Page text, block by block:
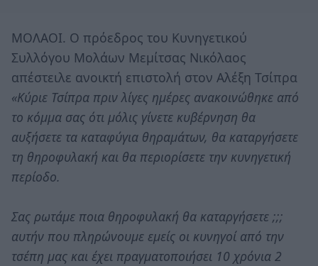
ΜΟΛΑΟΙ. Ο πρόεδρος του Κυνηγετικού
Συλλόγου Μολάων Μεμίτσας Νικόλαος
απέστειλε ανοικτή επιστολή στον Αλέξη Τσίπρα
«Κύριε Τσίπρα πριν λίγες ημέρες ανακοινώθηκε από
το κόμμα σας ότι μόλις γίνετε κυβέρνηση θα
αυξήσετε τα καταφύγια θηραμάτων, θα καταργήσετε
τη θηροφυλακή και θα περιορίσετε την κυνηγετική
περίοδο.
Σας ρωτάμε ποια θηροφυλακή θα καταργήσετε ;;;
αυτήν που πληρώνουμε εμείς οι κυνηγοί από την
τσέπη μας και έχει πραγματοποιήσει 10 χρόνια 2